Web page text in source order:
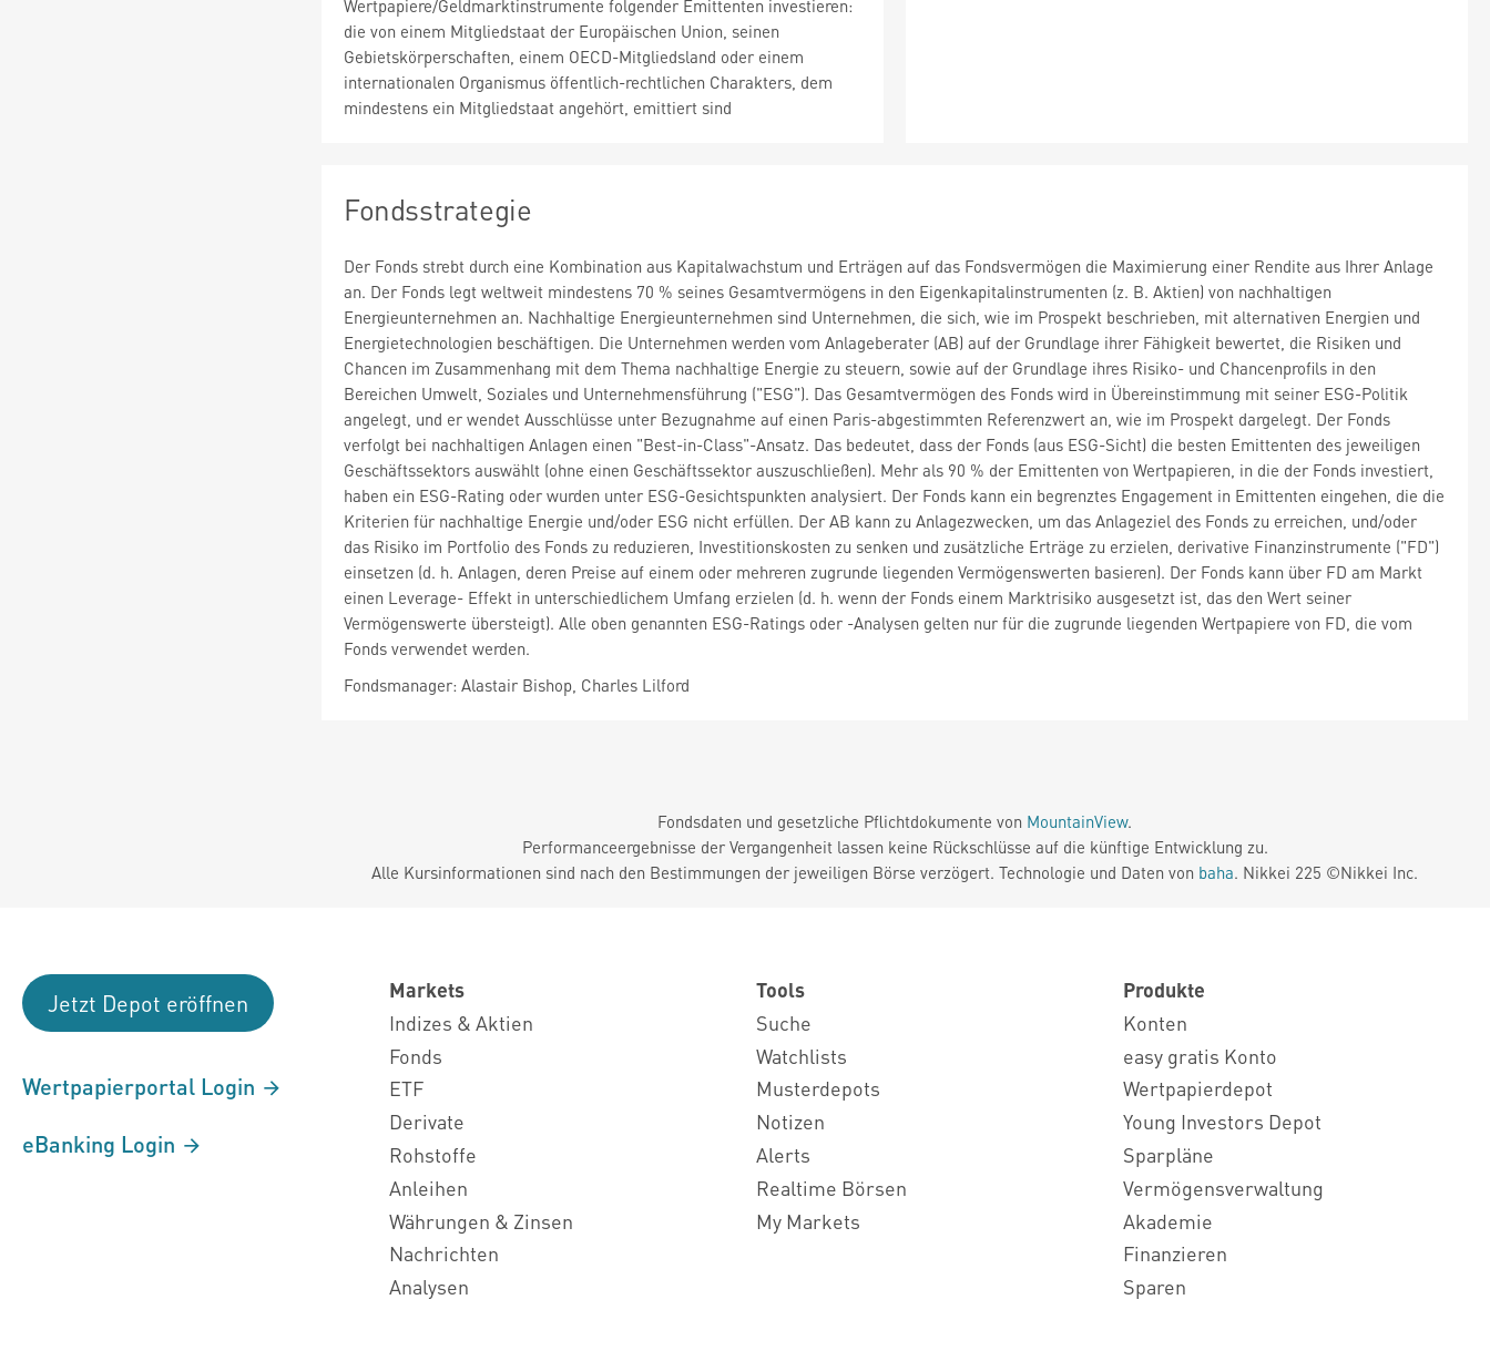
Wertpapiere/Geldmarktinstrumente folgender Emittenten investieren:
die von einem Mitgliedstaat der Europäischen Union, seinen
Gebietskörperschaften, einem OECD-Mitgliedsland oder einem
internationalen Organismus öffentlich-rechtlichen Charakters, dem
mindestens ein Mitgliedstaat angehört, emittiert sind
Fondsstrategie
Der Fonds strebt durch eine Kombination aus Kapitalwachstum und Erträgen auf das Fondsvermögen die Maximierung einer Rendite aus Ihrer Anlage
an. Der Fonds legt weltweit mindestens 70 % seines Gesamtvermögens in den Eigenkapitalinstrumenten (z. B. Aktien) von nachhaltigen
Energieunternehmen an. Nachhaltige Energieunternehmen sind Unternehmen, die sich, wie im Prospekt beschrieben, mit alternativen Energien und
Energietechnologien beschäftigen. Die Unternehmen werden vom Anlageberater (AB) auf der Grundlage ihrer Fähigkeit bewertet, die Risiken und
Chancen im Zusammenhang mit dem Thema nachhaltige Energie zu steuern, sowie auf der Grundlage ihres Risiko- und Chancenprofils in den
Bereichen Umwelt, Soziales und Unternehmensführung ("ESG"). Das Gesamtvermögen des Fonds wird in Übereinstimmung mit seiner ESG-Politik
angelegt, und er wendet Ausschlüsse unter Bezugnahme auf einen Paris-abgestimmten Referenzwert an, wie im Prospekt dargelegt. Der Fonds
verfolgt bei nachhaltigen Anlagen einen "Best-in-Class"-Ansatz. Das bedeutet, dass der Fonds (aus ESG-Sicht) die besten Emittenten des jeweiligen
Geschäftssektors auswählt (ohne einen Geschäftssektor auszuschließen). Mehr als 90 % der Emittenten von Wertpapieren, in die der Fonds investiert,
haben ein ESG-Rating oder wurden unter ESG-Gesichtspunkten analysiert. Der Fonds kann ein begrenztes Engagement in Emittenten eingehen, die die
Kriterien für nachhaltige Energie und/oder ESG nicht erfüllen. Der AB kann zu Anlagezwecken, um das Anlageziel des Fonds zu erreichen, und/oder
das Risiko im Portfolio des Fonds zu reduzieren, Investitionskosten zu senken und zusätzliche Erträge zu erzielen, derivative Finanzinstrumente ("FD")
einsetzen (d. h. Anlagen, deren Preise auf einem oder mehreren zugrunde liegenden Vermögenswerten basieren). Der Fonds kann über FD am Markt
einen Leverage- Effekt in unterschiedlichem Umfang erzielen (d. h. wenn der Fonds einem Marktrisiko ausgesetzt ist, das den Wert seiner
Vermögenswerte übersteigt). Alle oben genannten ESG-Ratings oder -Analysen gelten nur für die zugrunde liegenden Wertpapiere von FD, die vom
Fonds verwendet werden.
Fondsmanager: Alastair Bishop, Charles Lilford
Fondsdaten und gesetzliche Pflichtdokumente von MountainView.
Performanceergebnisse der Vergangenheit lassen keine Rückschlüsse auf die künftige Entwicklung zu.
Alle Kursinformationen sind nach den Bestimmungen der jeweiligen Börse verzögert. Technologie und Daten von baha. Nikkei 225 ©Nikkei Inc.
Jetzt Depot eröffnen
Wertpapierportal Login
eBanking Login
Markets
Indizes & Aktien
Fonds
ETF
Derivate
Rohstoffe
Anleihen
Währungen & Zinsen
Nachrichten
Analysen
Tools
Suche
Watchlists
Musterdepots
Notizen
Alerts
Realtime Börsen
My Markets
Produkte
Konten
easy gratis Konto
Wertpapierdepot
Young Investors Depot
Sparpläne
Vermögensverwaltung
Akademie
Finanzieren
Sparen